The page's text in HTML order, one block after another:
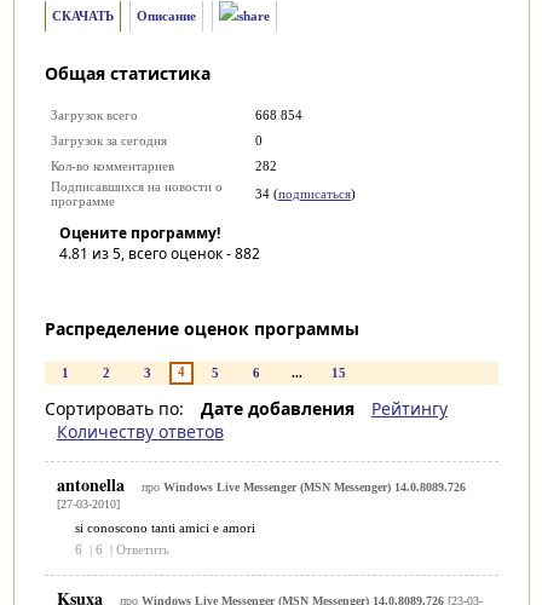
СКАЧАТЬ Описание
Общая статистика
Загрузок всего
668 854
Загрузок за сегодня
0
Кол-во комментариев
282
Подписавшихся на новости о
программе
34 (подписаться)
Оцените программу!
4.81 из 5, всего оценок -882
Распределение оценок программы
1 2 3 4 5 6 ... 15
Сортировать по: Дате добавления
Рейтингу
Количеству ответов
antonella про Windows Live Messenger (MSN Messenger) 14.0.8089.726
[27-03-2010]
si conoscono tanti amici e amori
6
| 6 | Ответить
Ksuxa про Windows Live Messenger (MSN Messenger) 14.0.8089.726[23-03-